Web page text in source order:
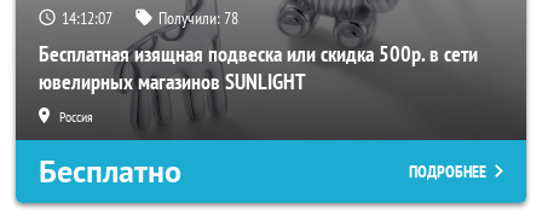
14:12:05 Получили:78
Бесплатная изящная подвеска или скидка 500р. в сети
ювелирных магазинов SUNLIGHT
Россия
Бесплатно ПОДРОБНЕЕ